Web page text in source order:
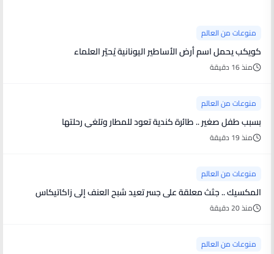
منوعات من العالم
كويكب يحمل اسم أرض الأساطير اليونانية يُحيّر العلماء
منذ 16 دقيقة
منوعات من العالم
بسبب طفل صغير .. طائرة كندية تعود للمطار وتلغي رحلتها
منذ 19 دقيقة
منوعات من العالم
المكسيك .. جثث معلقة على جسر تعيد شبح العنف إلى زاكاتيكاس
منذ 20 دقيقة
منوعات من العالم